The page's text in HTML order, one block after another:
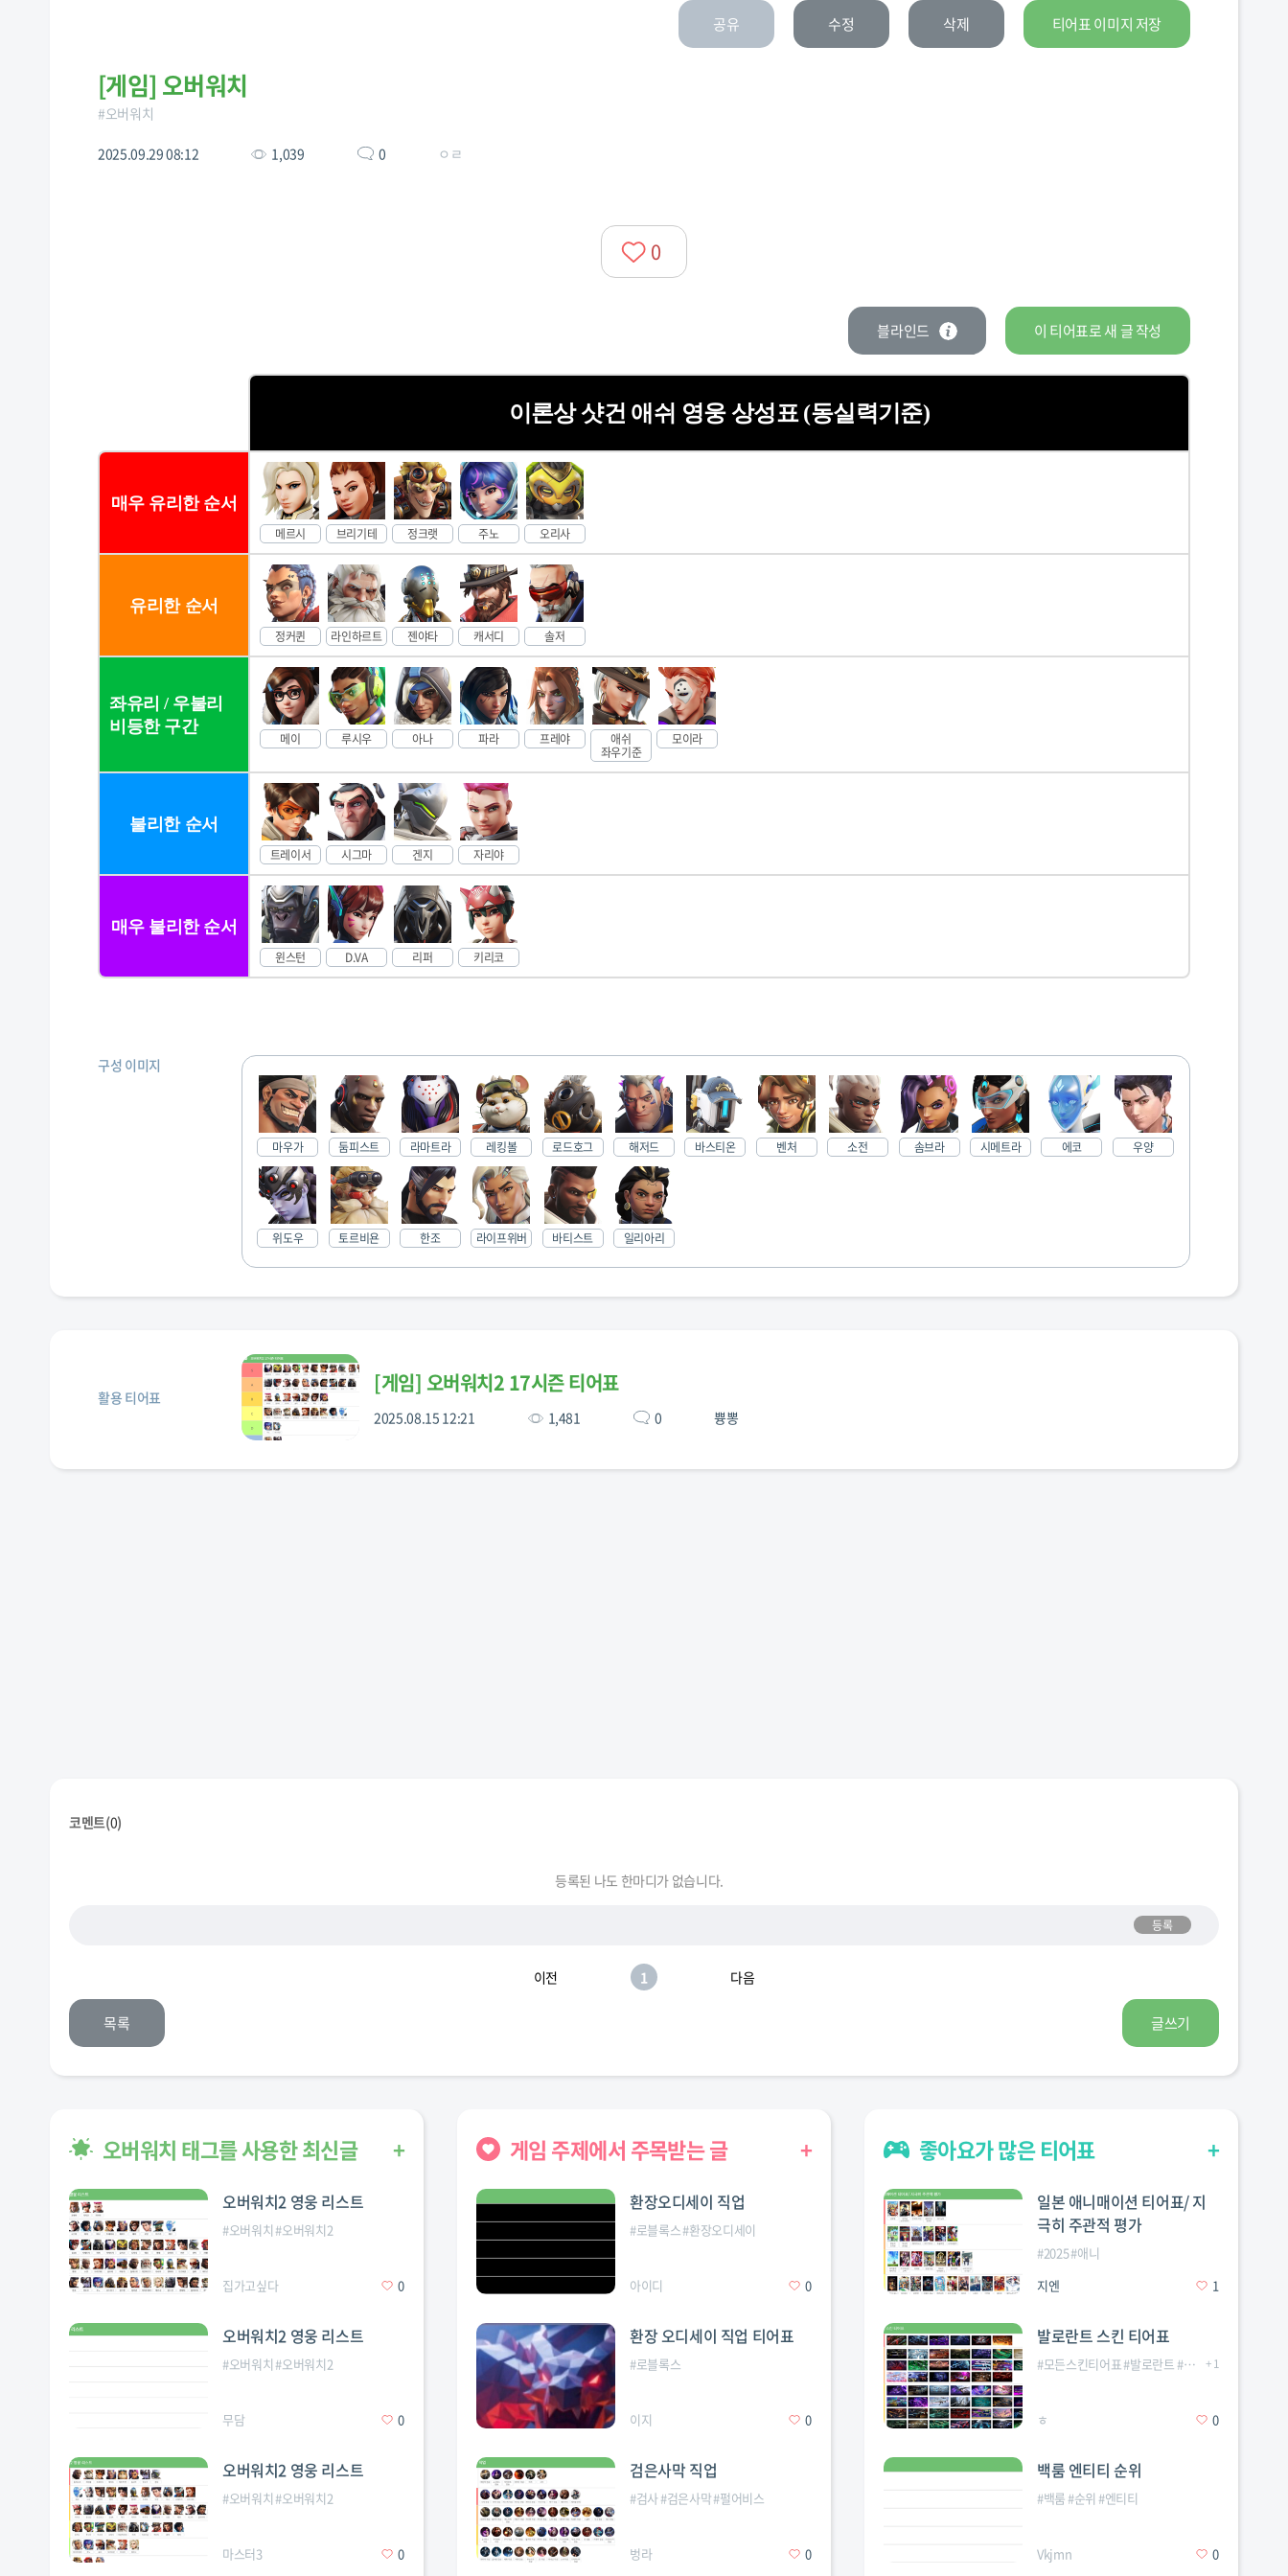
공유 수정 삭제 티어표 이미지 저장
[게임] 오버워치
#오버워치
2025.09.29 08:12 1,039 0 ㅇㄹ
0
블라인드 이 티어표로새 글작성
매우 유리한 순서
유리한 순서
좌유리 / 우불리
비등한 구간
불리한 순서
매우 불리한 순서
이론상 샷건 애쉬 영웅 상성표 (동실력기준)
메르시 브리기테 정크랫 주노 오리사
정커퀸 라인하르트 젠야타 캐서디 솔저
메이 루시우 아나 파라 프레야 애쉬
좌우기준
모이라
트레이서 시그마 겐지 자리야
윈스턴 D.VA 리퍼 키리코
구성 이미지
마우가 둠피스트 라마트라 레킹볼 로드호그 해저드 바스티온 벤처 소전 솜브라 시메트라 에코 우양
위도우 토르비욘 한조 라이프위버 바티스트 일리아리
활용 티어표
[게임] 오버워치2 17시즌 티어표
2025.08.15 12:21 1,481 0 쁑뽕
코멘트(0)
등록된 나도 한마디가 없습니다.
등록
이전 1 다음
목록 글쓰기
오버워치 태그를 사용한 최신글 +
오버워치2 영웅 리스트
#오버워치#오버워치2
집가고싶다 0
오버워치2 영웅 리스트
#오버워치#오버워치2
무담 0
오버워치2 영웅 리스트
#오버워치#오버워치2
마스터3 0
게임 주제에서 주목받는 글 +
환장오디세이 직업
#로블록스#환장오디세이
아이디 0
환장 오디세이 직업 티어표
#로블록스
이지 0
검은사막 직업
#검사#검은사막#펄어비스
벙라 0
좋아요가 많은 티어표 +
일본 애니매이션 티어표/ 지
극히 주관적 평가
#2025#애니
지엔
1
발로란트 스킨 티어표
#모든스킨티어표#발로란트#프리미엄등급이상
+1
ㅎ 0
백룸 엔티티 순위
#백룸#순위 #엔티티
Vkjmn 0